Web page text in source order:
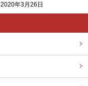
2020年3月26日